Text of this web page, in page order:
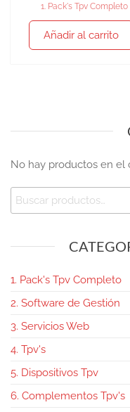
1. Pack's Tpv Completo
Añadir al carrito
No hay productos en el
1. Pack's Tpv Completo
2. Software de Gestión
3. Servicios Web
4. Tpv's
5. Dispositivos Tpv
6. Complementos Tpv's